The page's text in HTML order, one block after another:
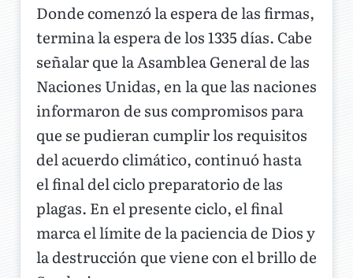
Donde comenzó la espera de las firmas,
termina la espera de los 1335 días. Cabe
señalar que la Asamblea General de las
Naciones Unidas, en la que las naciones
informaron de sus compromisos para
que se pudieran cumplir los requisitos
del acuerdo climático, continuó hasta
el final del ciclo preparatorio de las
plagas. En el presente ciclo, el final
marca el límite de la paciencia de Dios y
la destrucción que viene con el brillo de